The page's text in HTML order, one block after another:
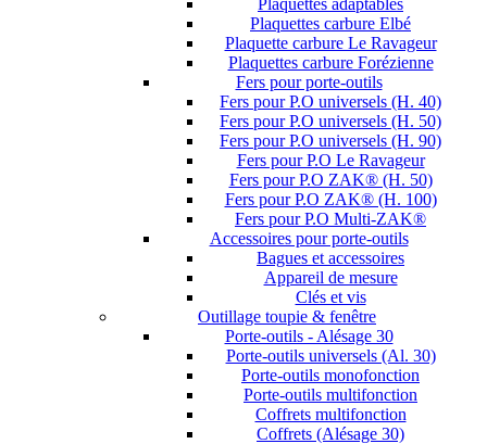
Plaquettes carbure Elbé
Plaquette carbure Le Ravageur
Plaquettes carbure Forézienne
Fers pour porte-outils
Fers pour P.O universels (H. 40)
Fers pour P.O universels (H. 50)
Fers pour P.O universels (H. 90)
Fers pour P.O Le Ravageur
Fers pour P.O ZAK® (H. 50)
Fers pour P.O ZAK® (H. 100)
Fers pour P.O Multi-ZAK®
Accessoires pour porte-outils
Bagues et accessoires
Appareil de mesure
Clés et vis
Outillage toupie & fenêtre
Porte-outils - Alésage 30
Porte-outils universels (Al. 30)
Porte-outils monofonction
Porte-outils multifonction
Coffrets multifonction
Coffrets (Alésage 30)